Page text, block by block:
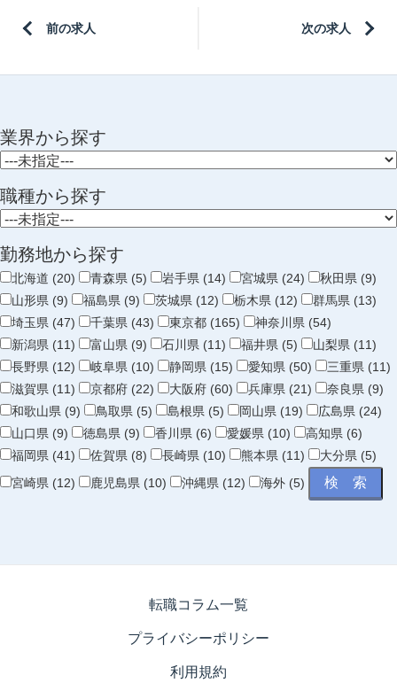
前の求人 次の求人
業界から探す
職種から探す
勤務地から探す
北海道 (20) 青森県 (5) 岩手県 (14) 宮城県 (24)
秋田県 (9)
山形県 (9)
福島県 (9) 茨城県 (12) 栃木県 (12)
群馬県 (13)
埼玉県 (47)
千葉県 (43) 東京都 (165)
神奈川県 (54)
新潟県 (11)
富山県 (9) 石川県 (11) 福井県 (5)
山梨県 (11)
長野県 (12)
岐阜県 (10) 静岡県 (15) 愛知県 (50)
三重県 (11)
滋賀県 (11)
京都府 (22) 大阪府 (60) 兵庫県 (21)
奈良県 (9)
和歌山県 (9)
鳥取県 (5) 島根県 (5) 岡山県 (19)
広島県 (24)
山口県 (9)
徳島県 (9) 香川県 (6) 愛媛県 (10)
高知県 (6)
福岡県 (41)
佐賀県 (8) 長崎県 (10) 熊本県 (11)
大分県 (5)
宮崎県 (12)
鹿児島県 (10) 沖縄県 (12) 海外 (5)
転職コラム一覧
プライバシーポリシー
利用規約